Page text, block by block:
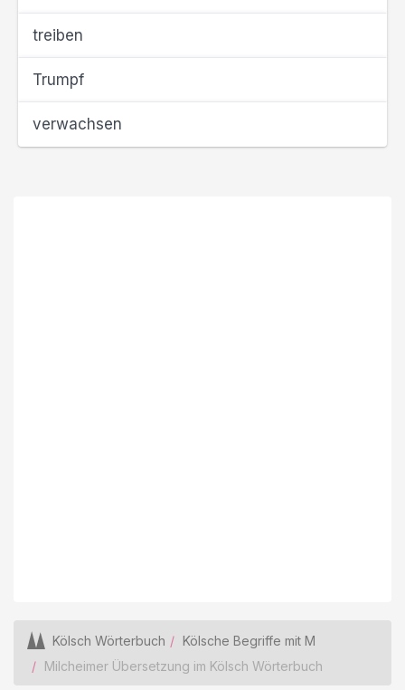
treiben
Trumpf
verwachsen
Kölsch Wörterbuch
Kölsche Begriffe mit M
Milcheimer Übersetzung im Kölsch Wörterbuch